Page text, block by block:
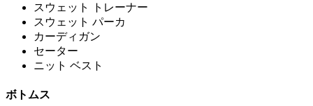
スウェット トレーナー
スウェット パーカ
カーディガン
セーター
ニット ベスト
ボトムス